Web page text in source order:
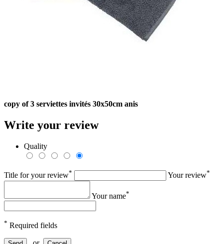
copy of 3 serviettes invités 30x50cm anis
Write your review
Quality
Title for your review* Your review*
Your name*
* Required fields